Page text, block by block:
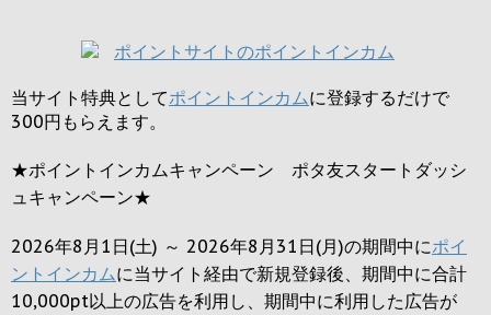
当サイト特典としてポイントインカムに登録するだけで
300円 もらえます。
★ポイントインカムキャンペーン ポタ友スタートダッシ
ュキャンペーン★
2026年8月1日(土) ～ 2026年8月31日(月)の期間中にポイ
ントインカムに当サイト経由で新規登録後、期間中に合計
10,000pt以上の広告を利用し、期間中に利用した広告が